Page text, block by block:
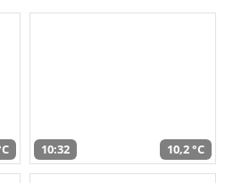
10:32 10,2 °C